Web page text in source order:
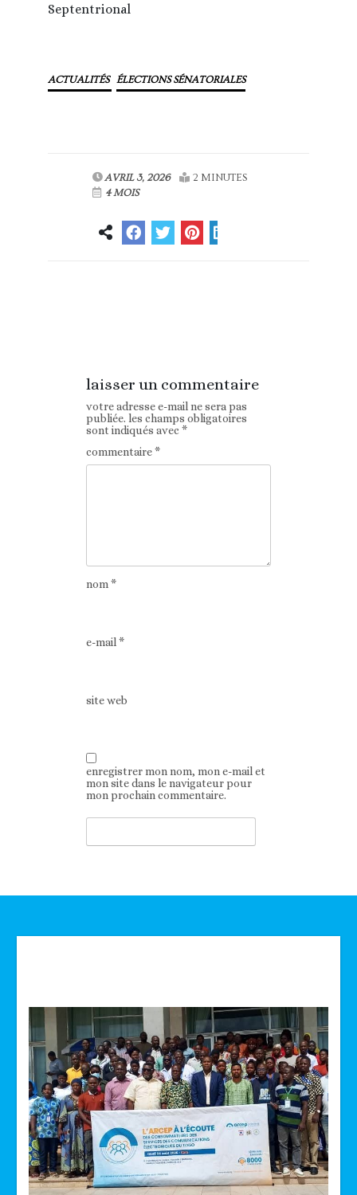
Septentrional
ACTUALITÉS ÉLECTIONS SÉNATORIALES
AVRIL 3, 2026
2 MINUTES
4 MOIS
laisser un commentaire
votre adresse e-mail ne sera pas
publiée. les champs obligatoires
sont indiqués avec*
commentaire*
nom*
e-mail*
site web
enregistrer mon nom, mon e-mail et
mon site dans le navigateur pour
mon prochain commentaire.